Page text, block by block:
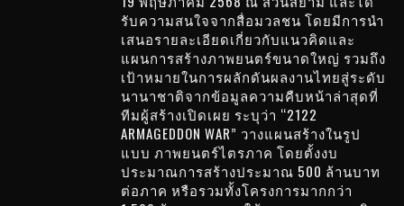
รับความสนใจจากสื่อมวลชน โดยมีการนำ
เสนอรายละเอียดเกี่ยวกับแนวคิดและ
แผนการสร้างภาพยนตร์ขนาดใหญ่ รวมถึง
เป้าหมายในการผลักดันผลงานไทยสู่ระดับ
นานาชาติจากข้อมูลความคืบหน้าล่าสุดที่
ทีมผู้สร้างเปิดเผย ระบุว่า “2122
ARMAGEDDON WAR” วางแผนสร้างในรูป
แบบ ภาพยนตร์ไตรภาค โดยตั้งงบ
ประมาณการสร้างประมาณ 500 ล้านบาท
ต่อภาค หรือรวมทั้งโครงการมากกว่า